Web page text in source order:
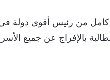
من رئيس أقوى دولة